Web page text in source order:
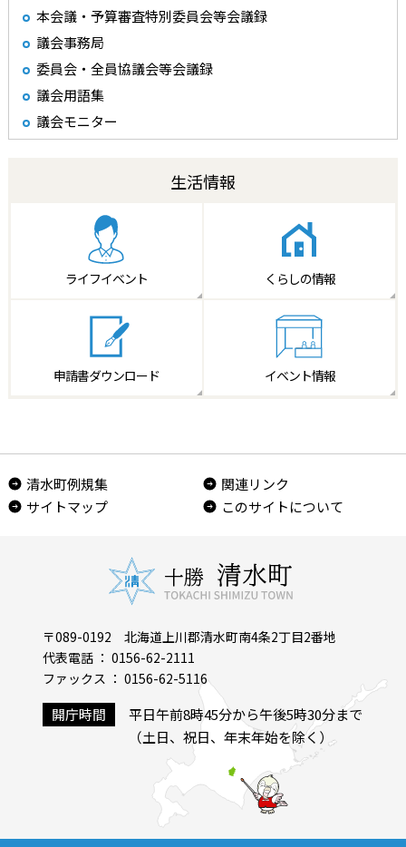
本会議・予算審査特別委員会等会議録
議会事務局
委員会・全員協議会等会議録
議会用語集
議会モニター
生活情報
ライフイベント くらしの情報
申請書ダウンロード イベント情報
清水町例規集
関連リンク
サイトマップ
このサイトについて
〒089-0192 北海道上川郡清水町南4条2丁目2番地
代表電話 ： 0156-62-2111
ファックス ： 0156-62-5116
開庁時間
平日午前8時45分から午後5時30分まで
（土日、祝日、年末年始を除く）